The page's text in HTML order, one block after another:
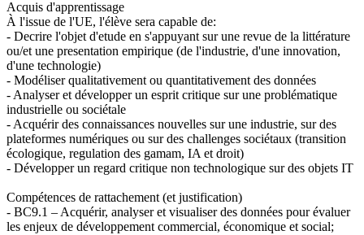
Acquis d'apprentissage
À l'issue de l'UE, l'élève sera capable de:
- Decrire l'objet d'etude en s'appuyant sur une revue de la littérature
ou/et une presentation empirique (de l'industrie, d'une innovation,
d'une technologie)
- Modéliser qualitativement ou quantitativement des données
- Analyser et développer un esprit critique sur une problématique
industrielle ou sociétale
- Acquérir des connaissances nouvelles sur une industrie, sur des
plateformes numériques ou sur des challenges sociétaux (transition
écologique, regulation des gamam, IA et droit)
- Développer un regard critique non technologique sur des objets IT
Compétences de rattachement (et justification)
- BC9.1 – Acquérir, analyser et visualiser des données pour évaluer
les enjeux de développement commercial, économique et social;